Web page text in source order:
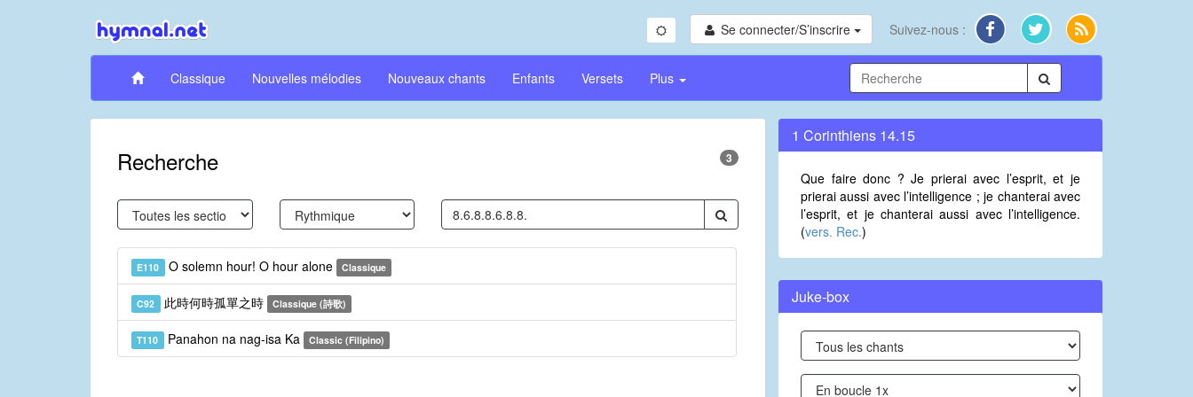
Se connecter/S’inscrire Suivez-nous :
Classique Nouvelles mélodies Nouveaux chants Enfants Versets Plus
Recherche 3
E110 O solemn hour! O hour alone Classique
C92 此時何時孤單之時 Classique (詩歌)
T110 Panahon na nag-isa Ka Classic (Filipino)
1 Corinthiens 14.15
Que faire donc ? Je prierai avec l’esprit, et je
prierai aussi avec l’intelligence ; je chanterai avec
l’esprit, et je chanterai aussi avec l’intelligence.
(vers. Rec.)
Juke-box